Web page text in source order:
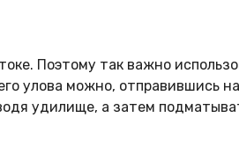
Поэтому так важно
улова можно, отправившись
удилище, а затем